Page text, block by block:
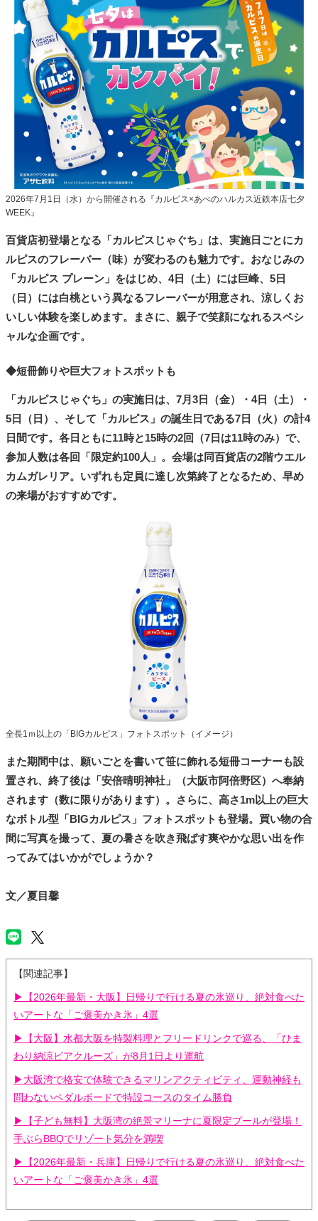
2026年7月1日（水）から開催される『カルピス×あべのハルカス近鉄本店七夕
WEEK』
百貨店初登場となる「カルピスじゃぐち」は、実施日ごとにカ
ルピスのフレーバー（味）が変わるのも魅力です。おなじみの
「カルピス プレーン」をはじめ、4日（土）には巨峰、5日
（日）には白桃という異なるフレーバーが用意され、涼しくお
いしい体験を楽しめます。まさに、親子で笑顔になれるスペシ
ャルな企画です。
◆短冊飾りや巨大フォトスポットも
「カルピスじゃぐち」の実施日は、7月3日（金）・4日（土）・
5日（日）、そして「カルピス」の誕生日である7日（火）の計4
日間です。各日ともに11時と15時の2回（7日は11時のみ）で、
参加人数は各回「限定約100人」。会場は同百貨店の2階ウエル
カムガレリア。いずれも定員に達し次第終了となるため、早め
の来場がおすすめです。
全長1ｍ以上の「BIGカルピス」フォトスポット（イメージ）
また期間中は、願いごとを書いて笹に飾れる短冊コーナーも設
置され、終了後は「安倍晴明神社」（大阪市阿倍野区）へ奉納
されます（数に限りがあります）。さらに、高さ1m以上の巨大
なボトル型「BIGカルピス」フォトスポットも登場。買い物の合
間に写真を撮って、夏の暑さを吹き飛ばす爽やかな思い出を作
ってみてはいかがでしょうか？
文／夏目馨
【関連記事】
▶【2026年最新・大阪】日帰りで行ける夏の氷巡り、絶対食べた
いアートな「ご褒美かき氷」4選
▶【大阪】水都大阪を特製料理とフリードリンクで巡る、「ひま
わり納涼ビアクルーズ」が8月1日より運航
▶大阪湾で格安で体験できるマリンアクティビティ、運動神経も
問わないペダルボードで特設コースのタイム勝負
▶【子ども無料】大阪湾の絶景マリーナに夏限定プールが登場！
手ぶらBBQでリゾート気分を満喫
▶【2026年最新・兵庫】日帰りで行ける夏の氷巡り、絶対食べた
いアートな「ご褒美かき氷」4選